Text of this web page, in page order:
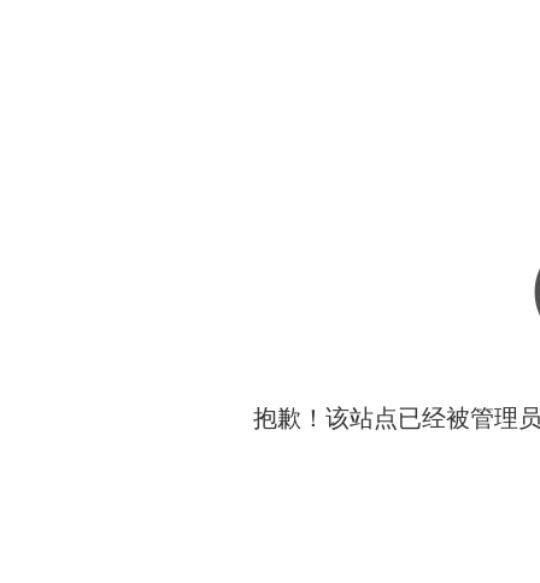
抱歉！该站点已经被管理